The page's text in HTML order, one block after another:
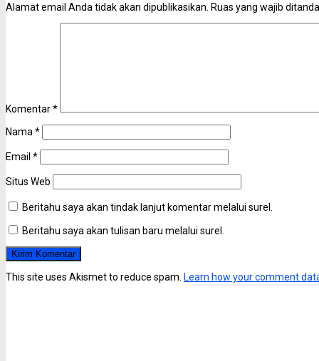
Alamat email Anda tidak akan dipublikasikan. Ruas yang wajib
Komentar*
Nama *
Email *
Situs Web
Beritahu saya akan tindak lanjut komentar melalui surel.
Beritahu saya akan tulisan baru melalui surel.
This site uses Akismet to reduce spam. Learn how your comment